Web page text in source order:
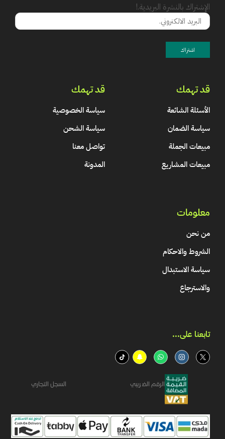
الإشتراك بالنشرة البريدية.!
قد تهمك
الأسئلة الشائعة
سياسة الضمان
مبيعات الجملة
مبيعات المشاريع
قد تهمك
سياسة الخصوصية
سياسة الشحن
تواصل معنا
المدونة
معلومات
من نحن
الشروط والاحكام
سياسة الاستبدال
والاسترجاع
تابعنا على...​
الرقم الضريبي السجل التجاري